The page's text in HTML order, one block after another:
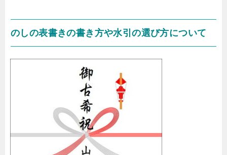
のしの表書きの書き方や水引の選び方について